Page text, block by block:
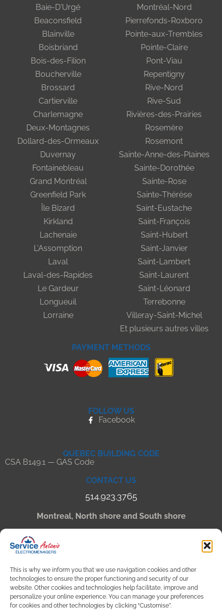
This is why we inform you that we use navigation cookies and other
technologies to ensure the proper functioning and security of our
website. Other cookies and technologies help facilitate, improve and
personalize your online experience. You can manage your preferences
for cookies and other technologies by clicking “Customise”.
Baie-D'Urgé
Beaconsfield
Blainville
Boisbriand
Bois-des-Filion
Boucherville
Brossard
Cartierville
Charlemagne
Deux-Montagnes
Dollard-des-Ormeaux
Duvernay
Fontainebleau
Grand Montréal
Greenfield Park
Île Bizard
Kirkland
Lachenaie
L'Assomption
Laval
Laval-des-Rapides
Le Gardeur
Longueuil
Lorraine
Montréal-Nord
Pierrefonds-Roxboro
Pointe-aux-Trembles
Pointe-Claire
Pont-Viau
Repentigny
Rive-Nord
Rive-Sud
Rivières-des-Prairies
Rosemère
Rosemont
Sainte-Anne-des-Plaines
Sainte-Dorothée
Sainte-Rose
Sainte-Thérèse
Saint-Eustache
Saint-François
Saint-Hubert
Saint-Janvier
Saint-Lambert
Saint-Laurent
Saint-Léonard
Terrebonne
Villeray-Saint-Michel
Et plusieurs autres villes
PAYMENT METHODS
FOLLOW US
Facebook
QUEBEC BUILDING CODE
CSA B149.1 — GAS Code
CONTACT US
514.923.3765
Montreal, North shore and South shore
Laval Office
3030 boulevard Curé-Labelle Suite 300
Terrebonne Office
11-1520 Rue Grande Allee,
Terrebonne, Quebec
J6W 6A8